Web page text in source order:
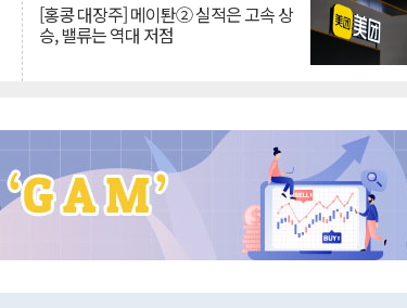
[홍콩 대장주] 메이퇀② 실적은 고속 상
승, 밸류는 역대 저점